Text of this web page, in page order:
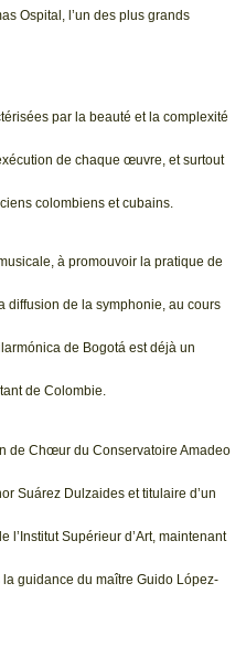
Ospital, l’un des plus grands
par la beauté et la complexité
de chaque œuvre, et surtout
colombiens et cubains.
à promouvoir la pratique de
diffusion de la symphonie, au cours
de Bogotá est déjà un
de Colombie.
de Chœur du Conservatoire Amadeo
Suárez Dulzaides et titulaire d’un
l’Institut Supérieur d’Art, maintenant
guidance du maître Guido López-